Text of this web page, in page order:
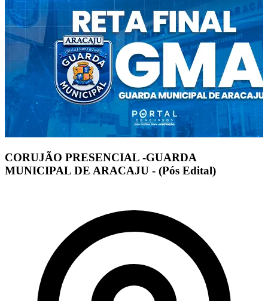
CORUJÃO PRESENCIAL -GUARDA
MUNICIPAL DE ARACAJU - (Pós Edital)